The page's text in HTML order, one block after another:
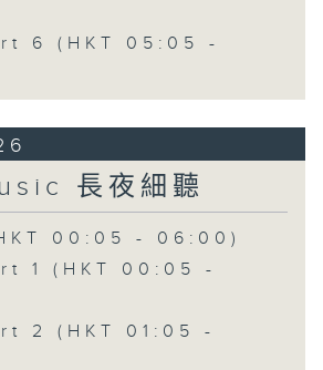
6 (HKT 05:05 -
長夜細聽
00:05 - 06:00)
1 (HKT 00:05 -
2 (HKT 01:05 -